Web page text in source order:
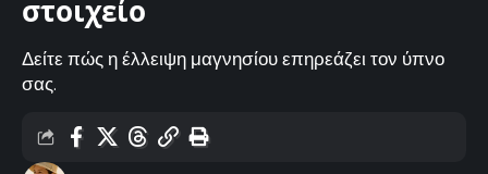
στοιχείο
Δείτε πώς η έλλειψη μαγνησίου επηρεάζει τον ύπνο
σας.